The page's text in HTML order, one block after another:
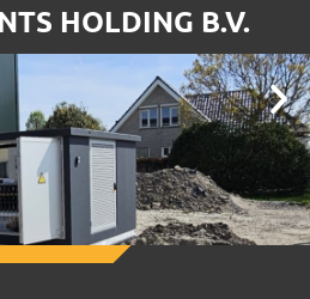
HOLDING B.V.